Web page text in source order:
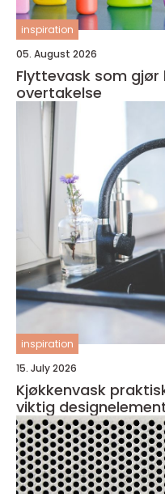
inspiration
05. August 2026
Flyttevask som
overtakelse
inspiration
15. July 2026
Kjøkkenvask praktisk arbeidsstasjon og
viktig